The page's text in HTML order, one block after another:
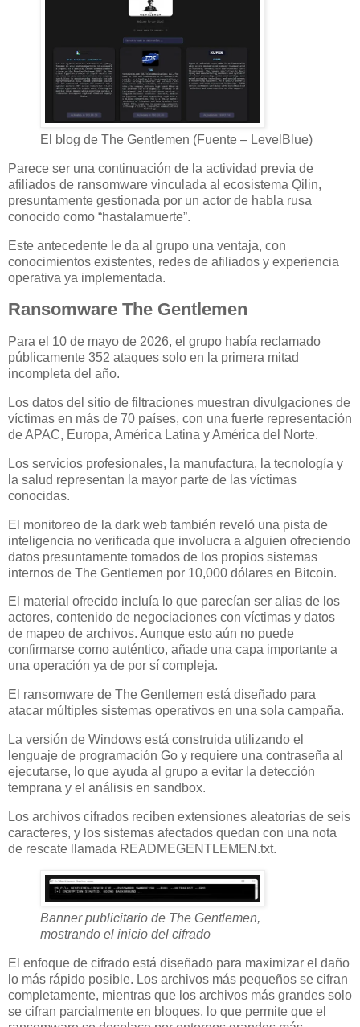
El blog de The Gentlemen (Fuente – LevelBlue)
Parece ser una continuación de la actividad previa de
afiliados de ransomware vinculada al ecosistema Qilin,
presuntamente gestionada por un actor de habla rusa
conocido como “hastalamuerte”.
Este antecedente le da al grupo una ventaja, con
conocimientos existentes, redes de afiliados y experiencia
operativa ya implementada.
Ransomware The Gentlemen
Para el 10 de mayo de 2026, el grupo había reclamado
públicamente 352 ataques solo en la primera mitad
incompleta del año.
Los datos del sitio de filtraciones muestran divulgaciones de
víctimas en más de 70 países, con una fuerte representación
de APAC, Europa, América Latina y América del Norte.
Los servicios profesionales, la manufactura, la tecnología y
la salud representan la mayor parte de las víctimas
conocidas.
El monitoreo de la dark web también reveló una pista de
inteligencia no verificada que involucra a alguien ofreciendo
datos presuntamente tomados de los propios sistemas
internos de The Gentlemen por 10,000 dólares en Bitcoin.
El material ofrecido incluía lo que parecían ser alias de los
actores, contenido de negociaciones con víctimas y datos
de mapeo de archivos. Aunque esto aún no puede
confirmarse como auténtico, añade una capa importante a
una operación ya de por sí compleja.
El ransomware de The Gentlemen está diseñado para
atacar múltiples sistemas operativos en una sola campaña.
La versión de Windows está construida utilizando el
lenguaje de programación Go y requiere una contraseña al
ejecutarse, lo que ayuda al grupo a evitar la detección
temprana y el análisis en sandbox.
Los archivos cifrados reciben extensiones aleatorias de seis
caracteres, y los sistemas afectados quedan con una nota
de rescate llamada READMEGENTLEMEN.txt.
Banner publicitario de The Gentlemen,
mostrando el inicio del cifrado
El enfoque de cifrado está diseñado para maximizar el daño
lo más rápido posible. Los archivos más pequeños se cifran
completamente, mientras que los archivos más grandes solo
se cifran parcialmente en bloques, lo que permite que el